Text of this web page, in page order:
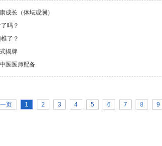
成长（体坛观澜）
吗？
了？
揭牌
医医师配备
页 1 2 3 4 5 6 7 8 9